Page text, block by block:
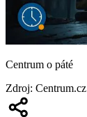
Centrum o páté
Zdroj: Centrum.cz